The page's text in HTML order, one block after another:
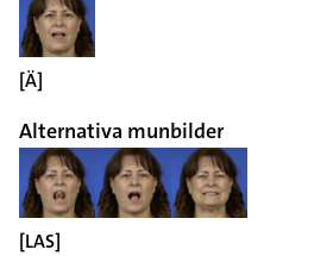
[Ä]
Alternativa munbilder
[LAS]